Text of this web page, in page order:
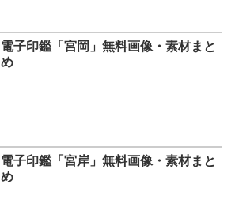
電子印鑑「宮岡」無料画像・素材まと
め
電子印鑑「宮岸」無料画像・素材まと
め